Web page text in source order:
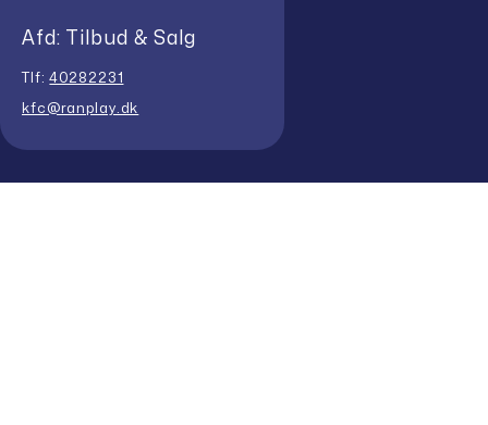
Afd: Tilbud & Salg
Tlf:40282231
kfc@ranplay.dk